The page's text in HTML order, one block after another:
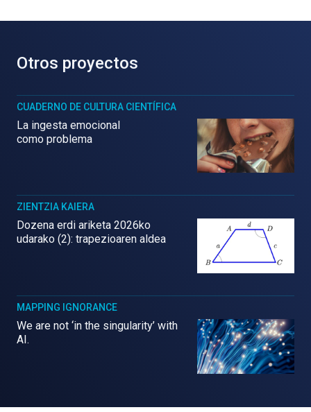
Otros proyectos
CUADERNO DE CULTURA CIENTÍFICA
La ingesta emocional
como problema
ZIENTZIA KAIERA
Dozena erdi ariketa 2026ko
udarako (2): trapezioaren aldea
MAPPING IGNORANCE
We are not ‘in the singularity’ with
AI.